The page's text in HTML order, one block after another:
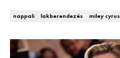
nappali lakberendezés miley cyrus